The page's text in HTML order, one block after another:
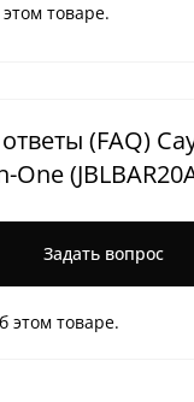
товаре.
(FAQ)
One
Задать вопрос
этом товаре.